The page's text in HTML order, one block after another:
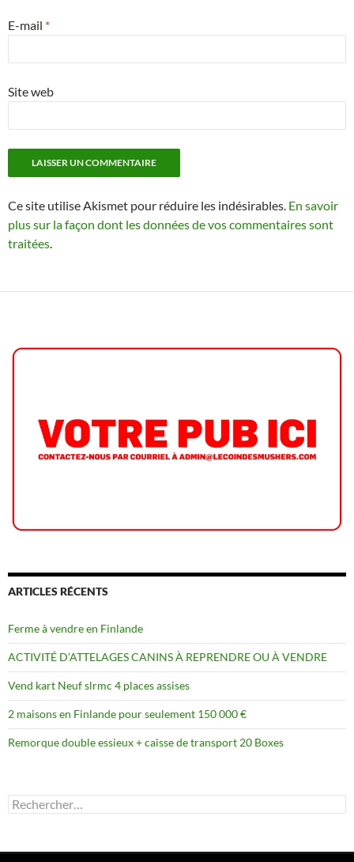
E-mail *
Site web
Ce site utilise Akismet pour réduire les indésirables. En savoir
plus sur la façon dont les données de vos commentaires sont
traitées.
ARTICLES RÉCENTS
Ferme à vendre en Finlande
ACTIVITÉ D’ATTELAGES CANINS À REPRENDRE OU À VENDRE
Vend kart Neuf slrmc 4 places assises
2 maisons en Finlande pour seulement 150 000 €
Remorque double essieux + caisse de transport 20 Boxes
Rechercher :